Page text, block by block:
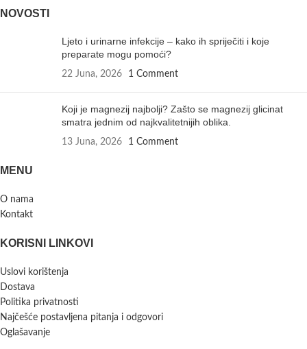
NOVOSTI
Ljeto i urinarne infekcije – kako ih spriječiti i koje
preparate mogu pomoći?
22 Juna, 2026 1 Comment
Koji je magnezij najbolji? Zašto se magnezij glicinat
smatra jednim od najkvalitetnijih oblika.
13 Juna, 2026 1 Comment
MENU
O nama
Kontakt
KORISNI LINKOVI
Uslovi korištenja
Dostava
Politika privatnosti
Najčešće postavljena pitanja i odgovori
Oglašavanje